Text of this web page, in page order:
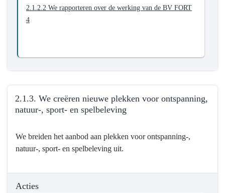
plek
voor
ontspanning,
geschiedenis-
natuurbeleving
2.1.2.2 We rapporteren over de werking van de BV FORT
4
2.1.3. We creëren nieuwe plekken voor ontspanning,
natuur-, sport- en spelbeleving
naar
navigatie
Mortsel
We breiden het aanbod aan plekken voor ontspanning-,
natuur-, sport- en spelbeleving uit.
Acties